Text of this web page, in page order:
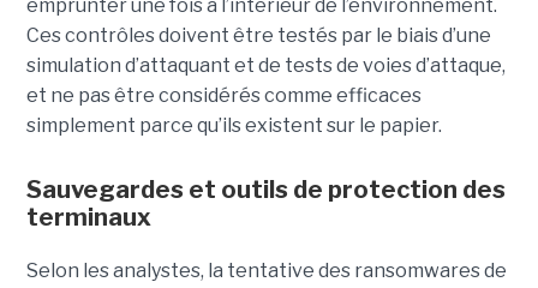
emprunter une fois à l’intérieur de l’environnement.
Ces contrôles doivent être testés par le biais d’une
simulation d’attaquant et de tests de voies d’attaque,
et ne pas être considérés comme efficaces
simplement parce qu’ils existent sur le papier.
Sauvegardes et outils de protection des
terminaux
Selon les analystes, la tentative des ransomwares de